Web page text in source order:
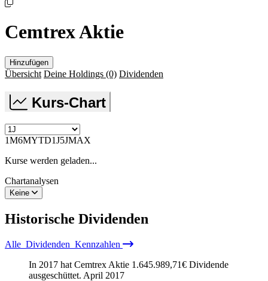
Cemtrex Aktie
Hinzufügen
Übersicht Deine Holdings (0) Dividenden
Kurs-Chart
1M6MYTD1J5JMAX
Kurse werden geladen...
Chartanalysen
Keine
Historische Dividenden
Alle Dividenden Kennzahlen
In 2017 hat Cemtrex Aktie 1.645.989,71€ Dividende
ausgeschüttet. April 2017